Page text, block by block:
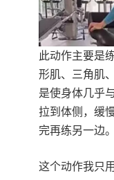
此动作主要是
形肌、三角肌
是使身体几乎
拉到体侧，缓
完再练另一边。
这个动作我只